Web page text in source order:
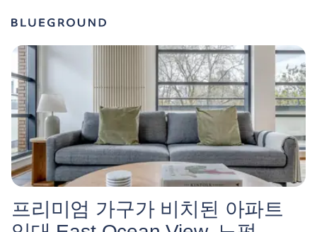
프리미엄 가구가 비치된 아파트